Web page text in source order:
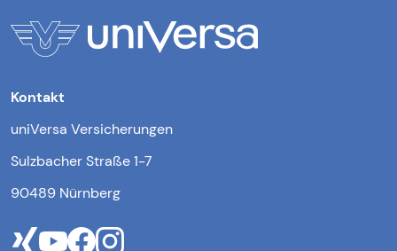
Kontakt
uniVersa Versicherungen
Sulzbacher Straße 1-7
90489 Nürnberg